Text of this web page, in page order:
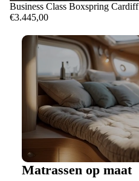
Business Class Boxspring Cardiff
€3.445,00
Matrassen op maat